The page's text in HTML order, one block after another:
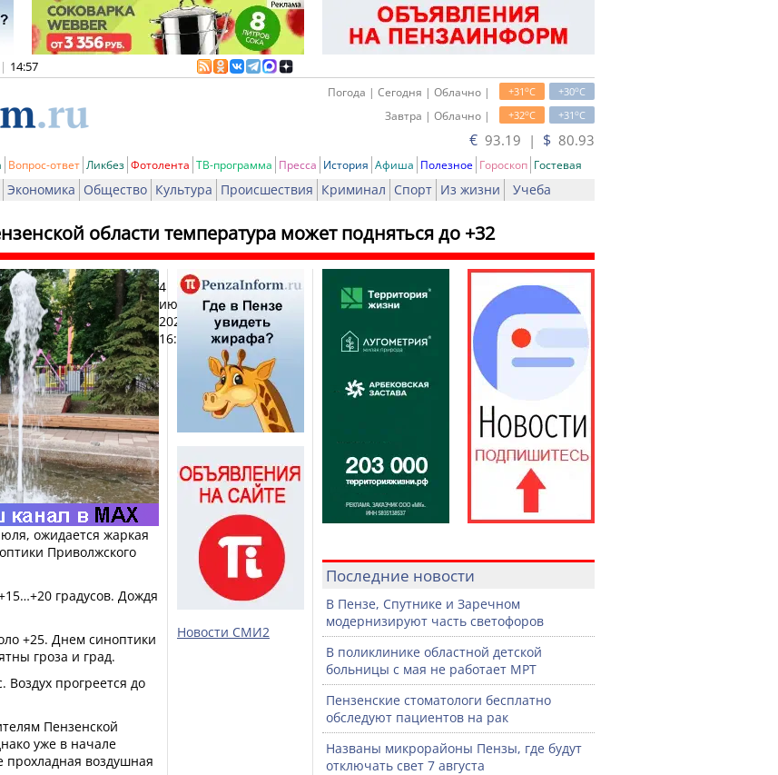
| 14:57
+30oC
+31oC
Погода | Сегодня | Облачно |
+31oC
+32oC
Завтра | Облачно |
€ 93.19 | $ 80.93
Вопрос-ответ Ликбез Фотолента ТВ-программа Пресса История Афиша Полезное Гороскоп Гостевая
Экономика Общество Культура Происшествия Криминал Спорт Из жизни Учеба
области температура может подняться до +32
4
июля
2026,
16:41
Печать
ожидается жаркая
Приволжского
градусов. Дождя
+25. Днем синоптики
гроза и град.
Воздух прогреется до
Пензенской
уже в начале
прохладная воздушная
Новости СМИ2
Последние новости
В Пензе, Спутнике и Заречном
модернизируют часть светофоров
В поликлинике областной детской
больницы с мая не работает МРТ
Пензенские стоматологи бесплатно
обследуют пациентов на рак
Названы микрорайоны Пензы, где будут
отключать свет 7 августа